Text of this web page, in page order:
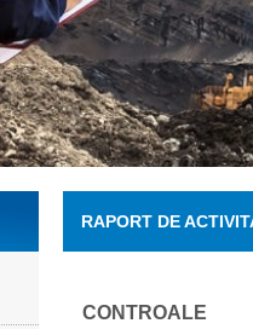
RAPORT DE
CONTROALE